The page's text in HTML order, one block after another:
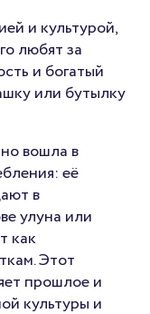
и культурой,
любят за
и богатый
или бутылку
вошла в
её
в
улуна или
как
Этот
прошлое и
культуры и